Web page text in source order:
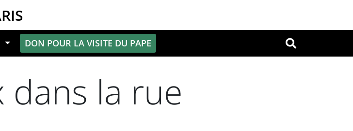
OK
DON POUR LA VISITE DU PAPE
dans la rue